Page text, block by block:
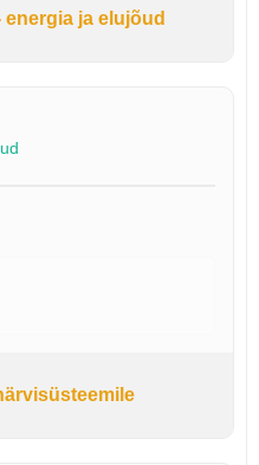
energia ja elujõud